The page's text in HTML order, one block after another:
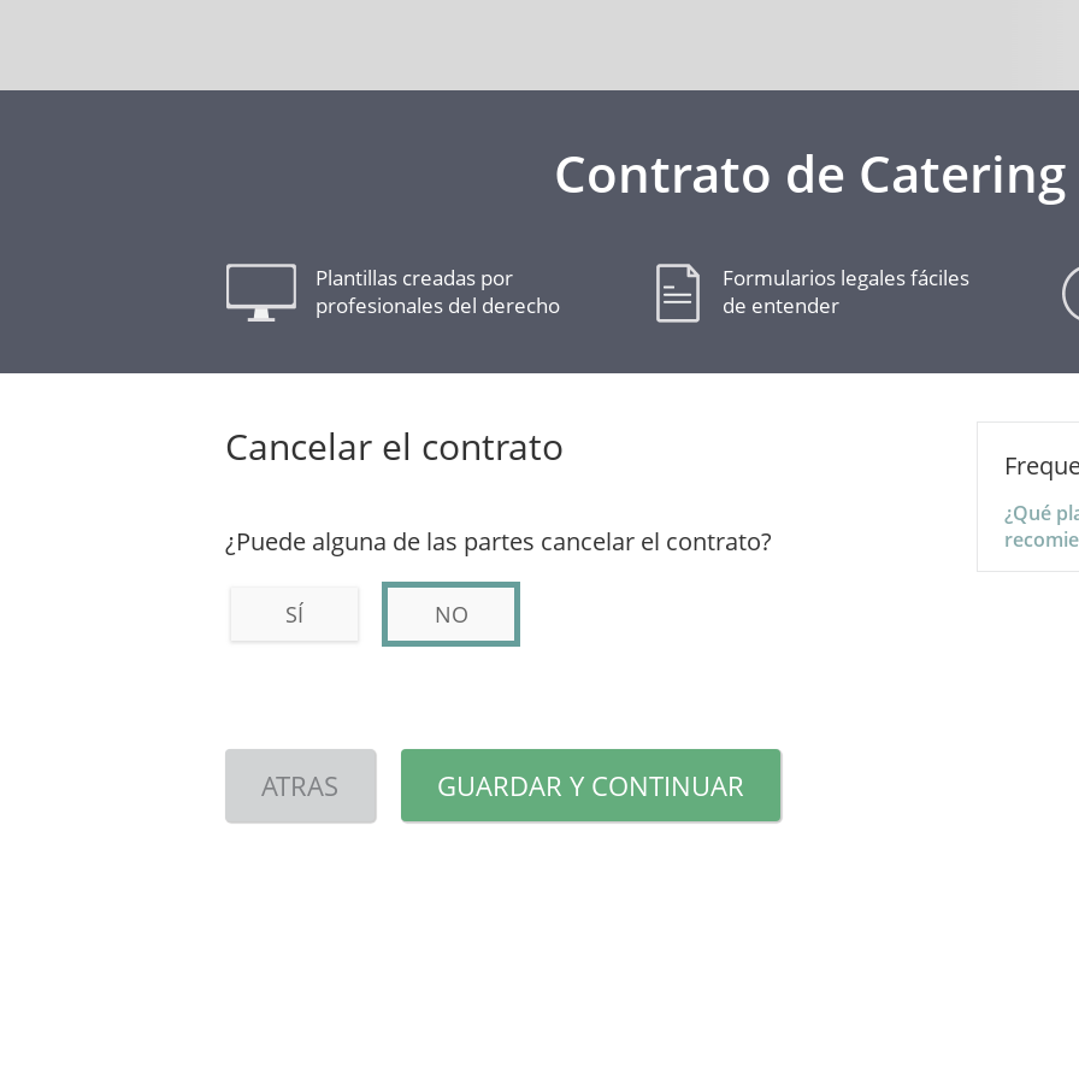
Contrato de Catering
Plantillas creadas por
profesionales del derecho
Formularios legales fáciles
de entender
Cancelar el contrato
¿Puede alguna de las partes cancelar el contrato?
SÍ NO
ATRAS GUARDAR Y CONTINUAR
¿Qué